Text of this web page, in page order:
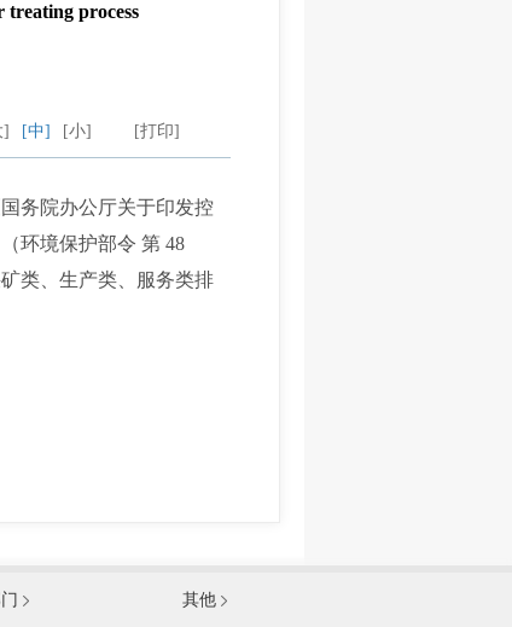
treating process
[打印]
] [中] [小]
务院办公厅关于印发控
环境保护部令 第 48
类、生产类、服务类排
改革委员会
其他